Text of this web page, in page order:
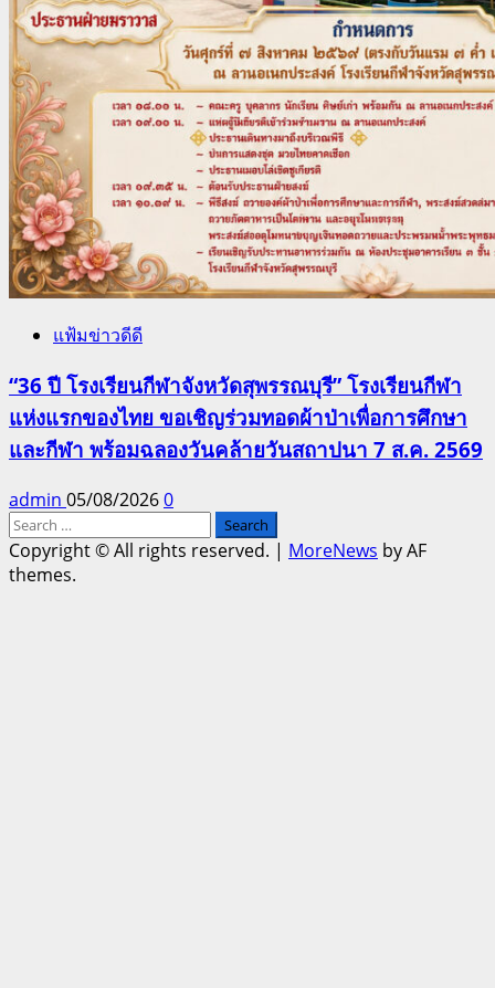
แฟ้มข่าวดีดี
“36 ปี โรงเรียนกีฬาจังหวัดสุพรรณบุรี” โรงเรียนกีฬา
แห่งแรกของไทย ขอเชิญร่วมทอดผ้าป่าเพื่อการศึกษา
และกีฬา พร้อมฉลองวันคล้ายวันสถาปนา 7 ส.ค. 2569
admin 05/08/20260
Search
for:
Copyright © All rights reserved. | MoreNews by AF
themes.